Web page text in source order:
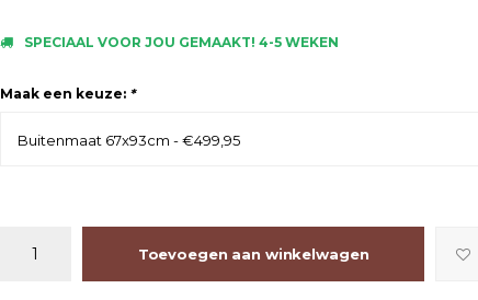
SPECIAAL VOOR JOU GEMAAKT! 4-5 WEKEN
Maak een keuze: *
Buitenmaat 67x93cm - €499,95
Toevoegen aan winkelwagen